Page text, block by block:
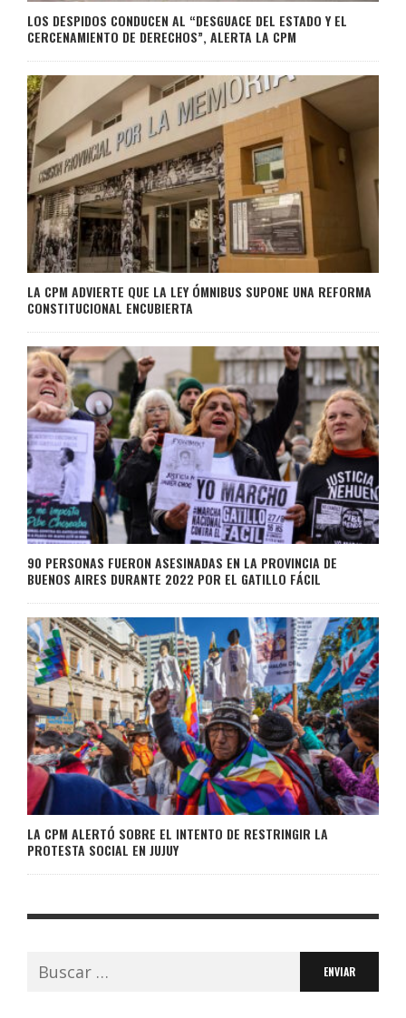
LOS DESPIDOS CONDUCEN AL “DESGUACE DEL ESTADO Y EL
CERCENAMIENTO DE DERECHOS”, ALERTA LA CPM
LA CPM ADVIERTE QUE LA LEY ÓMNIBUS SUPONE UNA REFORMA
CONSTITUCIONAL ENCUBIERTA
90 PERSONAS FUERON ASESINADAS EN LA PROVINCIA DE
BUENOS AIRES DURANTE 2022 POR EL GATILLO FÁCIL
LA CPM ALERTÓ SOBRE EL INTENTO DE RESTRINGIR LA
PROTESTA SOCIAL EN JUJUY
Buscar: